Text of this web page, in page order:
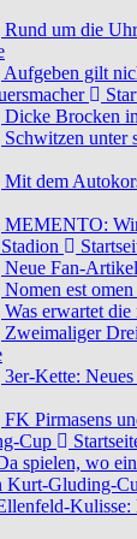
Rund um die
Aufgeben gilt
Dicke Brocken
Schwitzen unter
Mit dem
MEMENTO:
Neue Fan-
Nomen est omen
Was erwartet die
Zweimaliger
3er-Kette:
FK Pirmasens
Cup
spielen, wo
Kurt-Gluding-
Kulisse: